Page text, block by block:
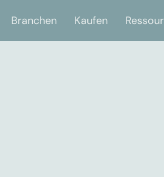
Branchen Kaufen